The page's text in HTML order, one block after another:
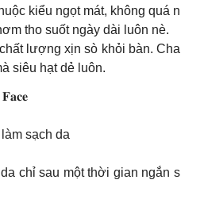
kiểu ngọt mát, không quá n
tho suốt ngày dài luôn nè.
lượng xịn sò khỏi bàn. Cha
siêu hạt dẻ luôn.
sạch da
chỉ sau một thời gian ngắn s